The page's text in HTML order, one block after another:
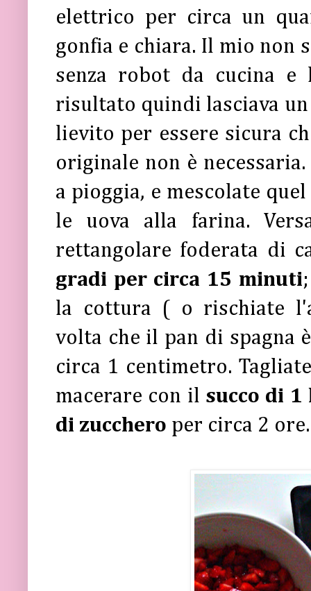
elettrico per circa un
gonfia e chiara. Il mio non
senza robot da cucina
risultato quindi lasciava
lievito per essere sicura
originale non è
a pioggia, e mescolate
le uova alla farina.
rettangolare foderata di
gradi per circa 15 minuti
la cottura ( o rischiate
volta che il pan di spagna
circa 1 centimetro.
macerare con il succo di 1
di zucchero per circa 2